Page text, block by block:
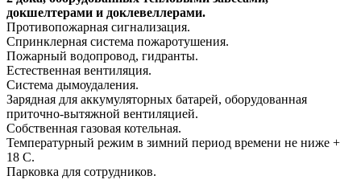
докшелтерами и доклевеллерами.
Противопожарная сигнализация.
Спринклерная система пожаротушения.
Пожарный водопровод, гидранты.
Естественная вентиляция.
Система дымоудаления.
Зарядная для аккумуляторных батарей, оборудованная
приточно-вытяжной вентиляцией.
Собственная газовая котельная.
Температурный режим в зимний период времени не ниже +
18 С.
Парковка для сотрудников.